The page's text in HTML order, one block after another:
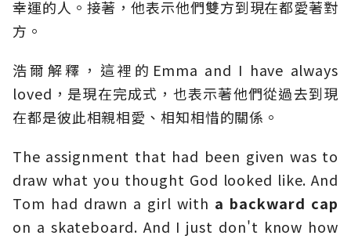
幸運的人。接著，他表示他們雙方到現在都愛著對
方。
浩爾解釋，這裡的Emma and I have always
loved，是現在完成式，也表示著他們從過去到現
在都是彼此相親相愛、相知相惜的關係。
The assignment that had been given was to
draw what you thought God looked like. And
Tom had drawn a girl with a backward cap
on a skateboard. And I just don't know how